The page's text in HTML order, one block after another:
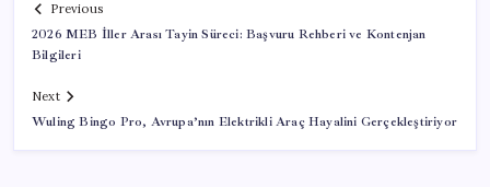
Previous
2026 MEB İller Arası Tayin Süreci: Başvuru Rehberi ve Kontenjan
Bilgileri
Next
Wuling Bingo Pro, Avrupa’nın Elektrikli Araç Hayalini Gerçekleştiriyor